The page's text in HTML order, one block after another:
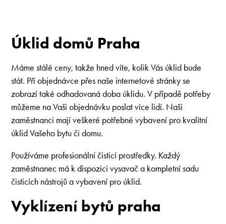
Úklid domů Praha
Máme stálé ceny, takže hned víte, kolik Vás úklid bude
stát. Při objednávce přes naše internetové stránky se
zobrazí také odhadovaná doba úklidu. V případě potřeby
můžeme na Vaši objednávku poslat více lidí. Naši
zaměstnanci mají veškeré potřebné vybavení pro kvalitní
úklid Vašeho bytu či domu.
Používáme profesionální čisticí prostředky. Každý
zaměstnanec má k dispozici vysavač a kompletní sadu
čisticích nástrojů a vybavení pro úklid.
​​Vyklízení bytů praha